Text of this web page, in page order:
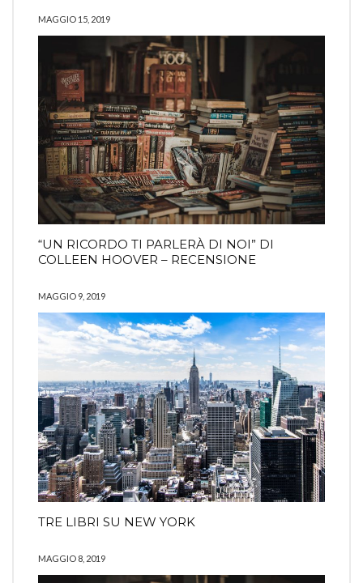
MAGGIO 15, 2019
“UN RICORDO TI PARLERÀ DI NOI” DI
COLLEEN HOOVER – RECENSIONE
MAGGIO 9, 2019
TRE LIBRI SU NEW YORK
MAGGIO 8, 2019